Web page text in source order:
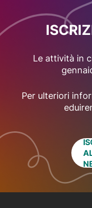
Le attività in
Per ulteriori